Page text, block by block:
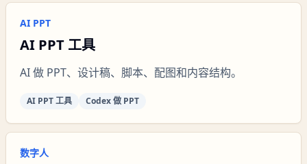
AI PPT
AI PPT 工具
AI 做 PPT、设计稿、脚本、配图和内容结构。
AI PPT 工具 Codex 做 PPT
数字人